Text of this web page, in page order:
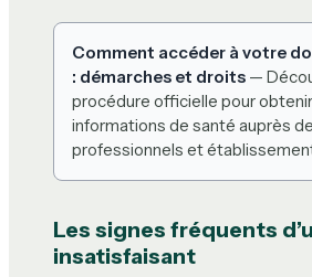
Comment accéder à votre
: démarches et droits —
procédure officielle pour obtenir
informations de santé auprès
professionnels et
Les signes fréquents
insatisfaisant